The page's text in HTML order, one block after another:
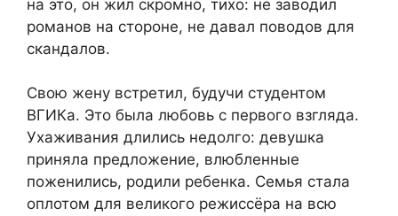
на это, он жил скромно, тихо: не заводил
романов на стороне, не давал поводов для
скандалов.
Свою жену встретил, будучи студентом
ВГИКа. Это была любовь с первого взгляда.
Ухаживания длились недолго: девушка
приняла предложение, влюбленные
поженились, родили ребенка. Семья стала
оплотом для великого режиссёра на всю